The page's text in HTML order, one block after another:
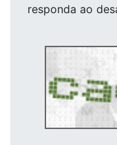
responda ao